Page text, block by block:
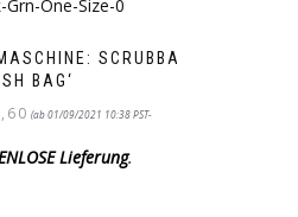
SCRUBBA
BAG‘
(ab 01/09/2021 10:38 PST-
Lieferung.